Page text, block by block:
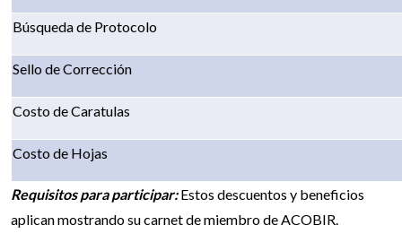
Búsqueda de Protocolo
Sello de Corrección
Costo de Caratulas
Costo de Hojas
Requisitos para participar:Estos descuentos y beneficios
aplican mostrando su carnet de miembro de ACOBIR.